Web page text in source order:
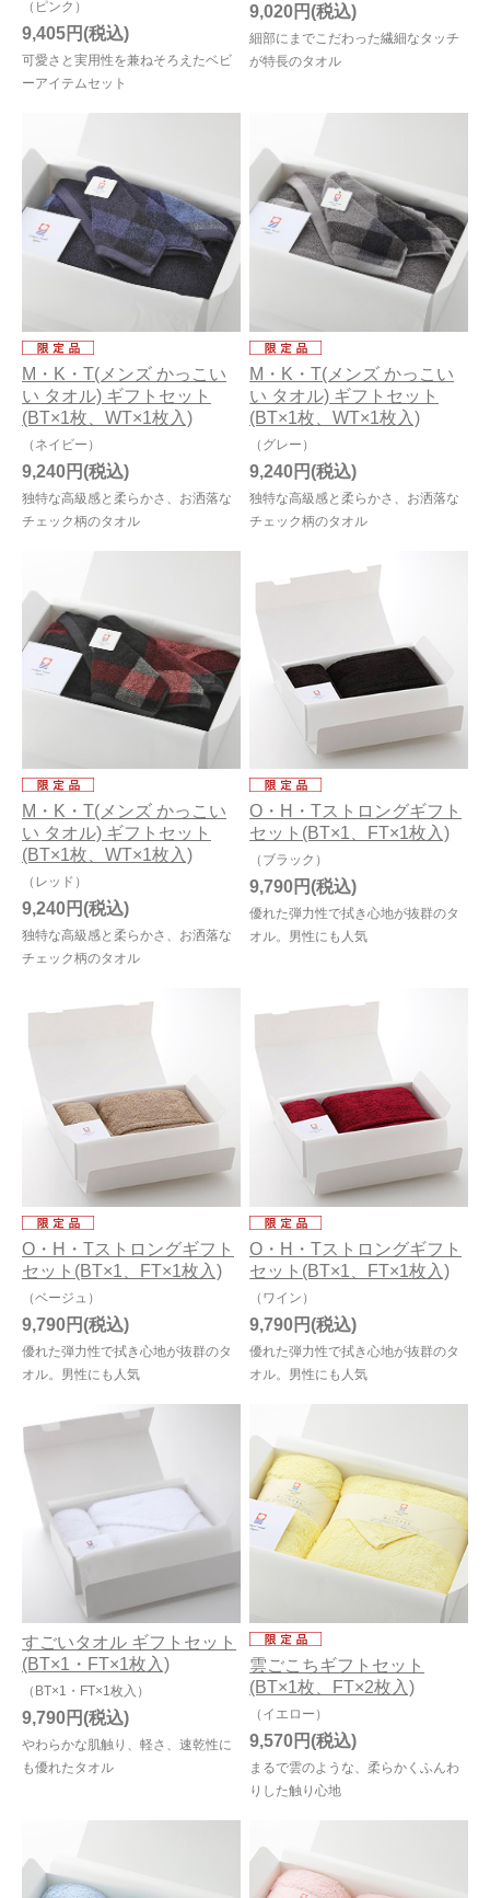
（ピンク）
可愛さと実用性を兼ねそろえたベビ
ーアイテムセット
9,405円
細部にまでこだわった繊細なタッチ
が特長のタオル
9,020円
M・K・T(メンズ かっこい
い タオル) ギフトセット
(BT×1枚、WT×1枚入)
（ネイビー）
独特な高級感と柔らかさ、お洒落な
チェック柄のタオル
9,240円
M・K・T(メンズ かっこい
い タオル) ギフトセット
(BT×1枚、WT×1枚入)
（グレー）
独特な高級感と柔らかさ、お洒落な
チェック柄のタオル
9,240円
M・K・T(メンズ かっこい
い タオル) ギフトセット
(BT×1枚、WT×1枚入)
（レッド）
独特な高級感と柔らかさ、お洒落な
チェック柄のタオル
9,240円
O・H・Tストロングギフト
セット(BT×1、FT×1枚入)
（ブラック）
優れた弾力性で拭き心地が抜群のタ
オル。男性にも人気
9,790円
O・H・Tストロングギフト
セット(BT×1、FT×1枚入)
（ベージュ）
優れた弾力性で拭き心地が抜群のタ
オル。男性にも人気
9,790円
O・H・Tストロングギフト
セット(BT×1、FT×1枚入)
（ワイン）
優れた弾力性で拭き心地が抜群のタ
オル。男性にも人気
9,790円
すごいタオル ギフトセット
(BT×1・FT×1枚入)
（BT×1・FT×1枚入）
やわらかな肌触り、軽さ、速乾性に
も優れたタオル
9,790円
雲ごこちギフトセット
(BT×1枚、FT×2枚入)
（イエロー）
まるで雲のような、柔らかくふんわ
りした触り心地
9,570円